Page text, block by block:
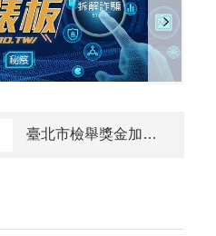
臺北市檢舉獎金加碼，起訴即可領獎金，最高獎金200萬元，廉政檢舉專線：1999轉1743（一起肅貪），臺北市政府政風處關心您。
「心中山線形公園周邊商圈」及「迪化街商圈」將自 115年8月1日起實施禁菸措施